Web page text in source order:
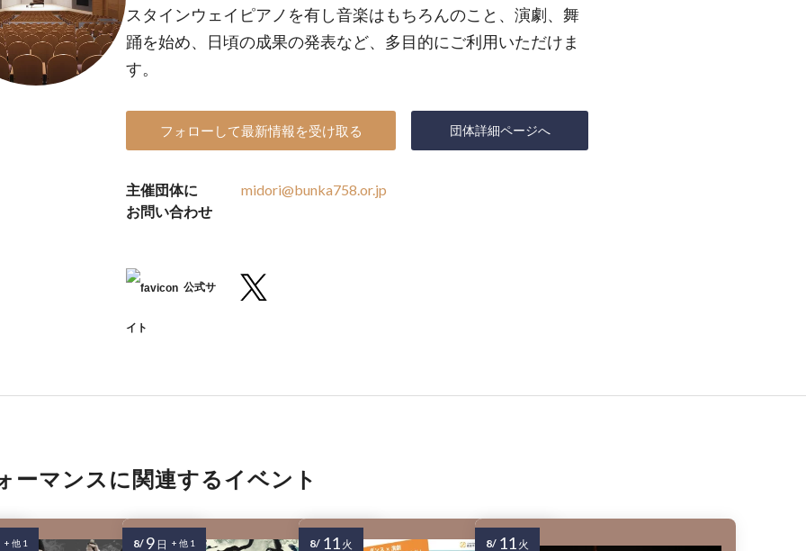
スタインウェイピアノを有し音楽はもちろんのこと、演劇、舞
踊を始め、日頃の成果の発表など、多目的にご利用いただけま
す。
フォローして最新情報を受け取る 団体詳細ページへ
主催団体に
お問い合わせ
midori@bunka758.or.jp
公式サ
イト
ーマンスに関連するイベント
+ 他 1 8/ 9 日 + 他 1 8/ 11 火 8/ 11 火